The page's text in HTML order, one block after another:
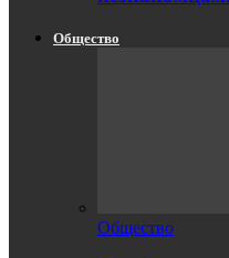
Общество
Общество